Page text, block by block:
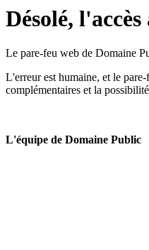
Désolé,
Le pare-feu web de Domaine
L'erreur est humaine, et le
complémentaires et la
L'équipe de Domaine Public